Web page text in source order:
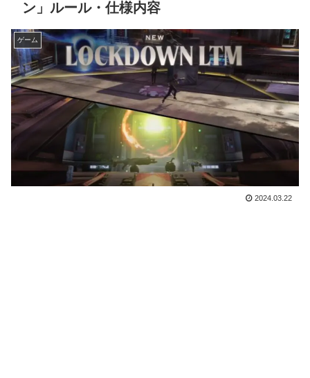
ン」ルール・仕様内容
ゲーム
2024.03.22